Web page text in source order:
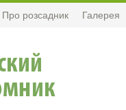
Про розсадник Галерея